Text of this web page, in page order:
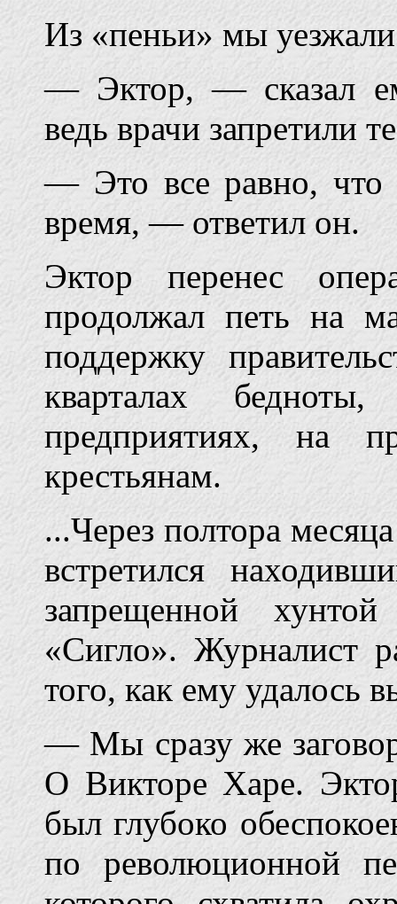
Из «пеньи» мы
— Эктор, — сказал
ведь врачи запретили
— Это все равно, что
время, — ответил он.
Эктор перенес
продолжал петь на
поддержку
кварталах
предприятиях, на
крестьянам.
...Через полтора
встретился
запрещенной хунтой
«Сигло». Журналист
того, как ему удалось
— Мы сразу же
О Викторе Харе.
был глубоко
по революционной